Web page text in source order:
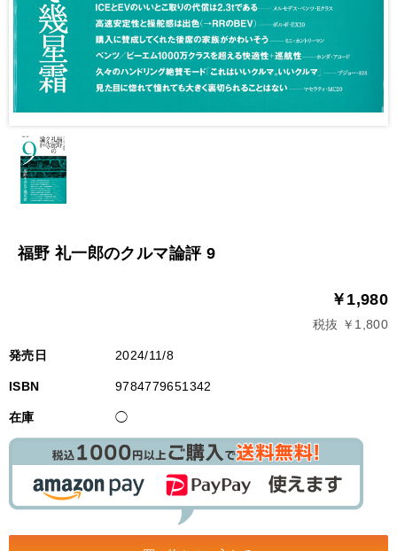
福野 礼一郎のクルマ論評 9
￥1,980
税抜 ￥1,800
発売日 2024/11/8
ISBN 9784779651342
在庫 ◯